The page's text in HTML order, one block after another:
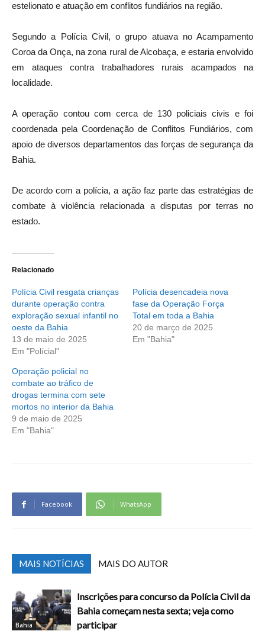
estelionato e atuação em conflitos fundiários na região.
Segundo a Polícia Civil, o grupo atuava no Acampamento
Coroa da Onça, na zona rural de Alcobaça, e estaria envolvido
em ataques contra trabalhadores rurais acampados na
localidade.
A operação contou com cerca de 130 policiais civis e foi
coordenada pela Coordenação de Conflitos Fundiários, com
apoio de diversos departamentos das forças de segurança da
Bahia.
De acordo com a polícia, a ação faz parte das estratégias de
combate à violência relacionada a disputas por terras no
estado.
Relacionado
Polícia Civil resgata crianças
durante operação contra
exploração sexual infantil no
oeste da Bahia
13 de maio de 2025
Em "Polícial"
Polícia desencadeia nova
fase da Operação Força
Total em toda a Bahia
20 de março de 2025
Em "Bahia"
Operação policial no
combate ao tráfico de
drogas termina com sete
mortos no interior da Bahia
9 de maio de 2025
Em "Bahia"
Facebook WhatsApp
MAIS NOTÍCIAS MAIS DO AUTOR
Bahia
Inscrições para concurso da Polícia Civil da
Bahia começam nesta sexta; veja como
participar